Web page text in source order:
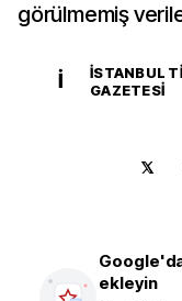
görülmemiş
İ
İSTANBUL
GAZETESI
ekleyin